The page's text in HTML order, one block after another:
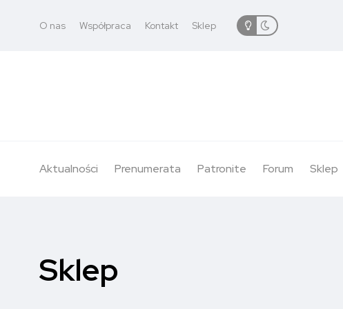
O nas Współpraca Kontakt Sklep
Aktualności Prenumerata Patronite Forum Sklep
Sklep